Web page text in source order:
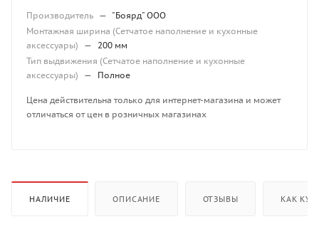
Производитель — "Боярд" ООО
Монтажная ширина (Сетчатое наполнение и кухонные
аксессуары)
— 200 мм
Тип выдвижения (Сетчатое наполнение и кухонные
аксессуары)
— Полное
Цена действительна только для интернет-магазина и может
отличаться от цен в розничных магазинах
НАЛИЧИЕ ОПИСАНИЕ ОТЗЫВЫ КАК